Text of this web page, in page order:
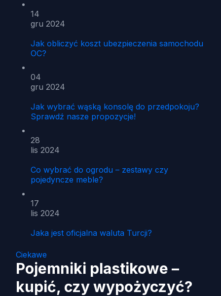
14
gru 2024
Jak obliczyć koszt ubezpieczenia samochodu
OC?
04
gru 2024
Jak wybrać wąską konsolę do przedpokoju?
Sprawdź nasze propozycje!
28
lis 2024
Co wybrać do ogrodu – zestawy czy
pojedyncze meble?
17
lis 2024
Jaka jest oficjalna waluta Turcji?
Ciekawe
Pojemniki plastikowe –
kupić, czy wypożyczyć?